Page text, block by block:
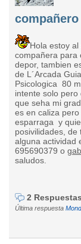
Hola estoy
compañera
depor, tambien
de L´Arcada
Psicologica 80
intente solo
que seha mi
es en caliza
esparraga y
posivilidades,
alguna actividad
695690379 o
saludos.
2 Respuestas
Última respuesta